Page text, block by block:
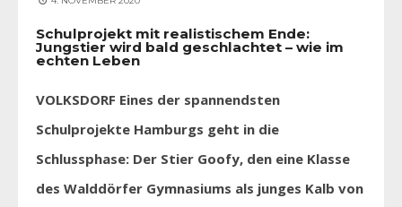
Schulprojekt mit realistischem Ende:
Jungstier wird bald geschlachtet – wie im
echten Leben
VOLKSDORF Eines der spannendsten
Schulprojekte Hamburgs geht in die
Schlussphase: Der Stier Goofy, den eine Klasse
des Walddörfer Gymnasiums als junges Kalb von